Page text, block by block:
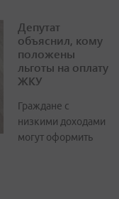
Депутат
объяснил, кому
положены
льготы на оплату
ЖКУ
Граждане с
низкими доходами
могут оформить